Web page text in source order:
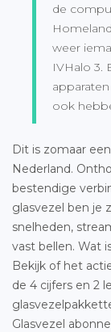
de
weer
IVHalo 3.
ook
Dit is zomaar
Nederland.
bestendige
glasvezel ben je
snelheden,
vast bellen. Wat
Bekijk of het
de 4 cijfers en 2
Glasvezel